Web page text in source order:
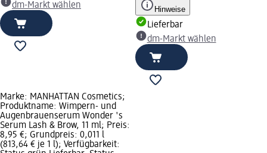
dm-Markt wählen
Hinweise
Lieferbar
dm-Markt wählen
Marke: MANHATTAN Cosmetics;
Produktname: Wimpern- und
Augenbrauenserum Wonder 's
Serum Lash & Brow, 11 ml; Preis:
8,95 €; Grundpreis: 0,011 l
(813,64 € je 1 l); Verfügbarkeit: